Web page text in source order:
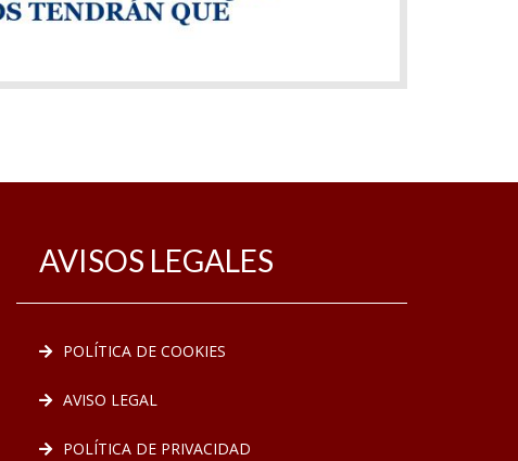
AVISOS LEGALES
POLÍTICA DE COOKIES
AVISO LEGAL
POLÍTICA DE PRIVACIDAD